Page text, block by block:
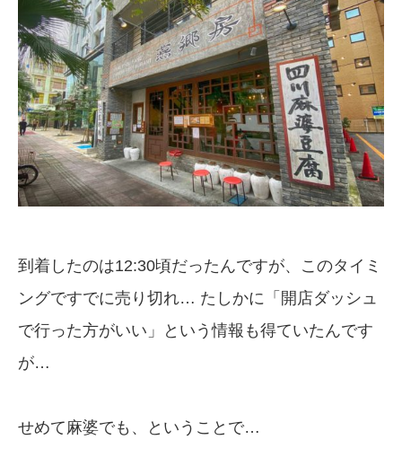
到着したのは12:30頃だったんですが、このタイミ
ングですでに売り切れ… たしかに「開店ダッシュ
で行った方がいい」という情報も得ていたんです
が…
せめて麻婆でも、ということで…